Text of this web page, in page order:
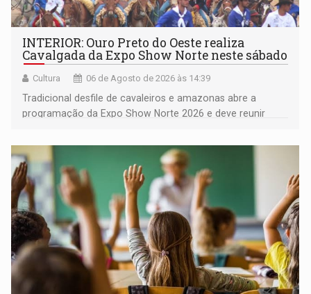
INTERIOR: Ouro Preto do Oeste realiza
Cavalgada da Expo Show Norte neste sábado
Cultura 06 de Agosto de 2026 às 14:39
Tradicional desfile de cavaleiros e amazonas abre a
programação da Expo Show Norte 2026 e deve reunir